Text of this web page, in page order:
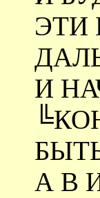
ЭТИ
И
А В